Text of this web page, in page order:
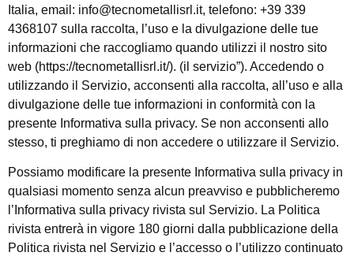
Italia, email: info@tecnometallisrl.it, telefono: +39 339
4368107 sulla raccolta, l’uso e la divulgazione delle tue
informazioni che raccogliamo quando utilizzi il nostro sito
web (https://tecnometallisrl.it/). (il servizio”). Accedendo o
utilizzando il Servizio, acconsenti alla raccolta, all’uso e alla
divulgazione delle tue informazioni in conformità con la
presente Informativa sulla privacy. Se non acconsenti allo
stesso, ti preghiamo di non accedere o utilizzare il Servizio.
Possiamo modificare la presente Informativa sulla privacy in
qualsiasi momento senza alcun preavviso e pubblicheremo
l’Informativa sulla privacy rivista sul Servizio. La Politica
rivista entrerà in vigore 180 giorni dalla pubblicazione della
Politica rivista nel Servizio e l’accesso o l’utilizzo continuato